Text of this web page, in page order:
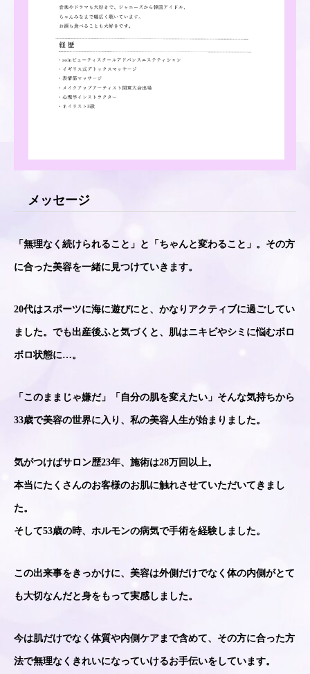
メッセージ
「無理なく続けられること」と「ちゃんと変わること」。その方
に合った美容を一緒に見つけていきます。
20代はスポーツに海に遊びにと、かなりアクティブに過ごしてい
ました。でも出産後ふと気づくと、肌はニキビやシミに悩むボロ
ボロ状態に…。
「このままじゃ嫌だ」「自分の肌を変えたい」そんな気持ちから
33歳で美容の世界に入り、私の美容人生が始まりました。
気がつけばサロン歴23年、施術は28万回以上。
本当にたくさんのお客様のお肌に触れさせていただいてきまし
た。
そして53歳の時、ホルモンの病気で手術を経験しました。
この出来事をきっかけに、美容は外側だけでなく体の内側がとて
も大切なんだと身をもって実感しました。
今は肌だけでなく体質や内側ケアまで含めて、その方に合った方
法で無理なくきれいになっていけるお手伝いをしています。